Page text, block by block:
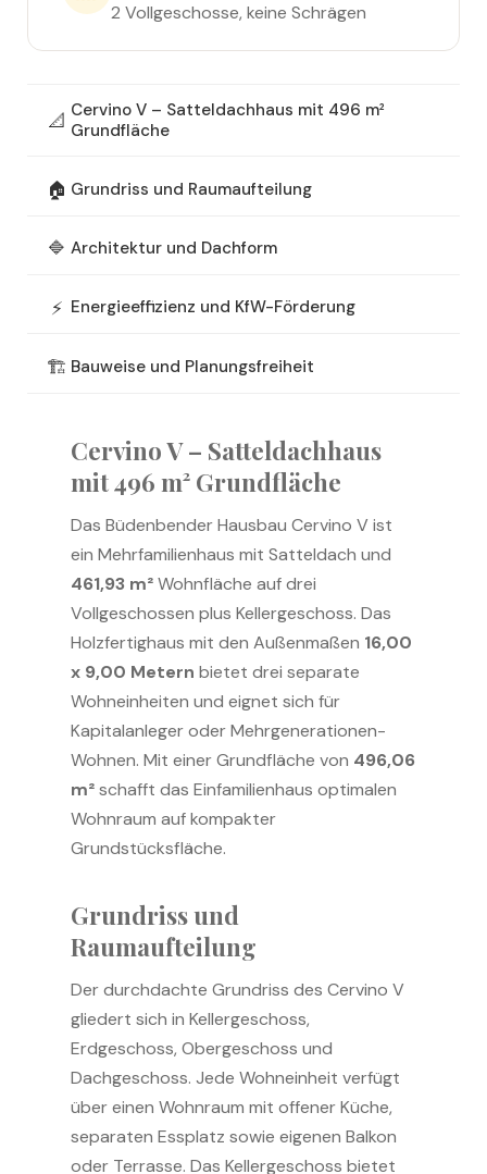
2 Vollgeschosse, keine Schrägen
📐 Cervino V – Satteldachhaus mit 496 m²
Grundfläche
🏠 Grundriss und Raumaufteilung
🔷 Architektur und Dachform
⚡ Energieeffizienz und KfW-Förderung
🏗️ Bauweise und Planungsfreiheit
Cervino V – Satteldachhaus
mit496 m²Grundfläche
Das Büdenbender Hausbau Cervino V ist
ein Mehrfamilienhaus mit Satteldach und
461,93 m²Wohnfläche auf drei
Vollgeschossen plus Kellergeschoss. Das
Holzfertighaus mit den Außenmaßen 16,00
x 9,00 Metern bietet drei separate
Wohneinheiten und eignet sich für
Kapitalanleger oder Mehrgenerationen-
Wohnen. Mit einer Grundfläche von 496,06
m²schafft das Einfamilienhaus optimalen
Wohnraum auf kompakter
Grundstücksfläche.
Grundriss und
Raumaufteilung
Der durchdachte Grundriss des Cervino V
gliedert sich in Kellergeschoss,
Erdgeschoss, Obergeschoss und
Dachgeschoss. Jede Wohneinheit verfügt
über einen Wohnraum mit offener Küche,
separaten Essplatz sowie eigenen Balkon
oder Terrasse. Das Kellergeschoss bietet